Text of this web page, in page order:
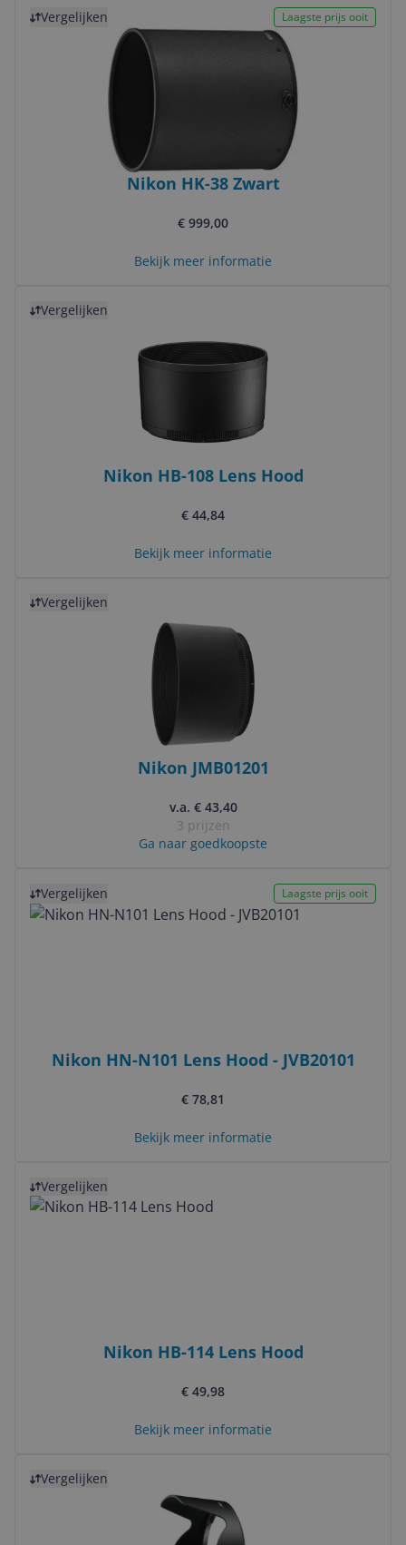
Vergelijken Laagste prijs ooit
Nikon HK-38 Zwart
€ 999,00
Bekijk meer informatie
Vergelijken
Nikon HB-108 Lens Hood
€ 44,84
Bekijk meer informatie
Vergelijken
Nikon JMB01201
v.a. € 43,40
3 prijzen
Ga naar goedkoopste
Vergelijken Laagste prijs ooit
Nikon HN-N101 Lens Hood - JVB20101
€ 78,81
Bekijk meer informatie
Vergelijken
Nikon HB-114 Lens Hood
€ 49,98
Bekijk meer informatie
Vergelijken